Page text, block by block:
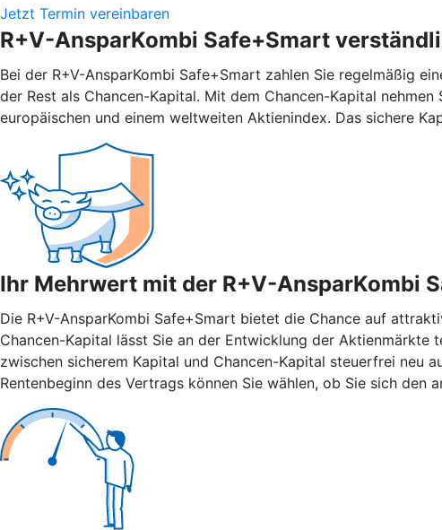
Jetzt Termin vereinbaren
R+V-AnsparKombi Safe+Smart
Bei der R+V-AnsparKombi Safe+Smart zahlen Sie regelmäßig
der Rest als Chancen-Kapital. Mit dem Chancen-Kapital
europäischen und einem weltweiten Aktienindex. Das sichere
Ihr Mehrwert mit der R+V-AnsparKombi
Die R+V-AnsparKombi Safe+Smart bietet die Chance auf
Chancen-Kapital lässt Sie an der Entwicklung der Aktienmärkte
zwischen sicherem Kapital und Chancen-Kapital steuerfrei neu
Rentenbeginn des Vertrags können Sie wählen, ob Sie sich den